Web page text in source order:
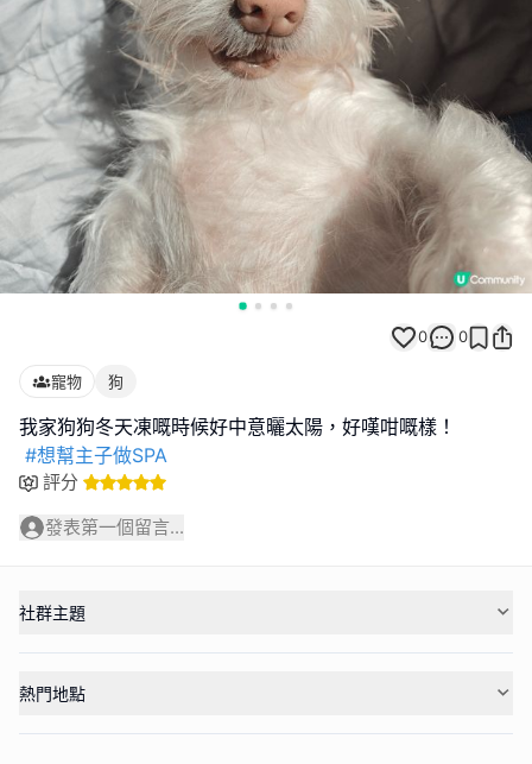
0 0
寵物 狗
我家狗狗冬天凍嘅時候好中意曬太陽，好嘆咁嘅樣！
#想幫主子做SPA
評分
發表第一個留言...
社群主題
熱門地點